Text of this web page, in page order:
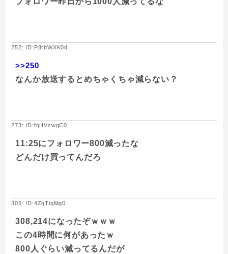
252: ID:P8rbWXK0d
>>250
なんか放送するとめちゃくちゃ減らない？
273: ID:fqHVzwgC0
11:25にフォロワー800減ったな
どんだけ買ってんだろ
305: ID:4ZqTiqMg0
308,214になったぞｗｗｗ
この4時間に何があったｗ
800人ぐらい減ってるんだが